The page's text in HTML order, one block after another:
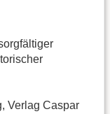
Verlag Caspar